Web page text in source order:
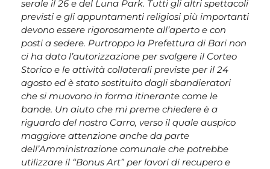
serale il 26 e del Luna Park. Tutti gli altri spettacoli
previsti e gli appuntamenti religiosi più importanti
devono essere rigorosamente all’aperto e con
posti a sedere. Purtroppo la Prefettura di Bari non
ci ha dato l’autorizzazione per svolgere il Corteo
Storico e le attività collaterali previste per il 24
agosto ed è stato sostituito dagli sbandieratori
che si muovono in forma itinerante come le
bande. Un aiuto che mi preme chiedere è a
riguardo del nostro Carro, verso il quale auspico
maggiore attenzione anche da parte
dell’Amministrazione comunale che potrebbe
utilizzare il “Bonus Art” per lavori di recupero e